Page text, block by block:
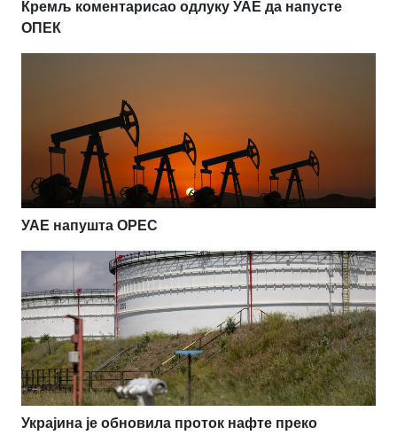
Кремљ коментарисао одлуку УАЕ да напусте
ОПЕК
УАЕ напушта OPEC
Украјина је обновила проток нафте преко